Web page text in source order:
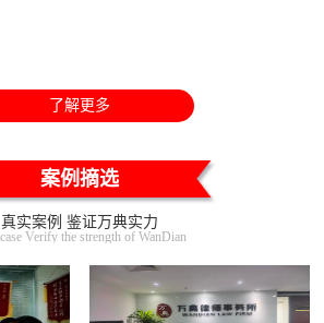
了解更多
案例摘选
真实案例 鉴证万典实力
Verify the strength of WanDian